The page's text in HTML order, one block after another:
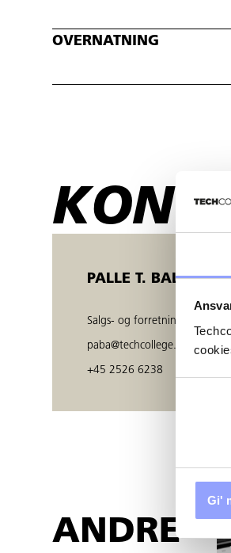
Gi'
OVERNATNING
PALLE T. BALZER
Salgs- og forretningsudvikler
paba@techcollege.dk
+45 2526 6238
ANDRE